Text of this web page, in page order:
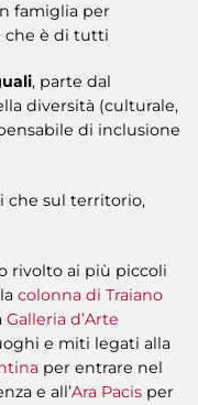
famiglia per
che è di tutti
, parte dal
diversità (culturale,
di inclusione
che sul territorio,
rivolto ai più piccoli
colonna di Traiano
Galleria d’Arte
e miti legati alla
per entrare nel
e all’Ara Pacis per